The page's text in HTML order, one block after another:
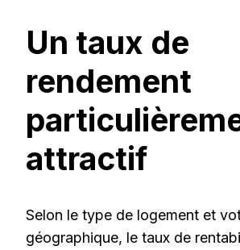
Un taux de
rendement
attractif
Selon le type de logement et
géographique, le taux de